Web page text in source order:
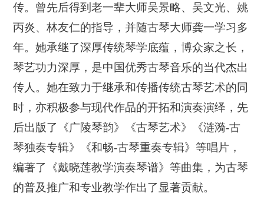
传。曾先后得到老一辈大师吴景略、吴文光、姚
丙炎、林友仁的指导，并随古琴大师龚一学习多
年。她承继了深厚传统琴学底蕴，博众家之长，
琴艺功力深厚，是中国优秀古琴音乐的当代杰出
传人。她在致力于继承和传播传统古琴艺术的同
时，亦积极参与现代作品的开拓和演奏演绎，先
后出版了《广陵琴韵》《古琴艺术》《涟漪-古
琴独奏专辑》《和畅-古琴重奏专辑》等唱片，
编著了《戴晓莲教学演奏琴谱》等曲集，为古琴
的普及推广和专业教学作出了显著贡献。